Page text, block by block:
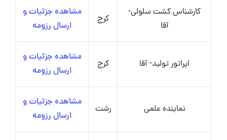
کارشناس کشت سلولی-
آقا
کرج
مشاهده جزئیات و
ارسال رزومه
اپراتور تولید- آقا کرج
مشاهده جزئیات و
ارسال رزومه
نماینده علمی رشت
مشاهده جزئیات و
ارسال رزومه